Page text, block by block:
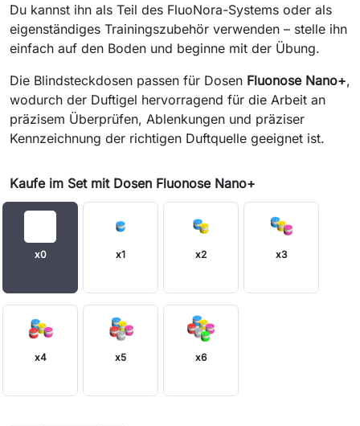
Du kannst ihn als Teil des FluoNora-Systems oder als
eigenständiges Trainingszubehör verwenden – stelle ihn
einfach auf den Boden und beginne mit der Übung.
Die Blindsteckdosen passen für Dosen Fluonose Nano+,
wodurch der Duftigel hervorragend für die Arbeit an
präzisem Überprüfen, Ablenkungen und präziser
Kennzeichnung der richtigen Duftquelle geeignet ist.
Kaufe im Set mit Dosen Fluonose Nano+
x0 x1 x2 x3
x4 x5 x6